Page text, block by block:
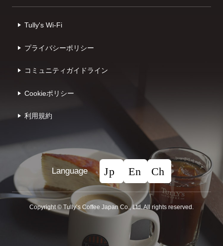
Tully's Wi-Fi
プライバシーポリシー
コミュニティガイドライン
Cookieポリシー
利⽤規約
Language
Copyright © Tullyʼs Coffee Japan Co., Ltd. All rights reserved.